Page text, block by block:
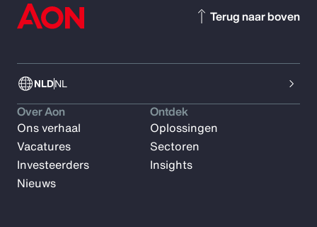
NLDNL
Terug naar boven
Over Aon
Ons verhaal
Vacatures
Investeerders
Nieuws
Ontdek
Oplossingen
Sectoren
Insights